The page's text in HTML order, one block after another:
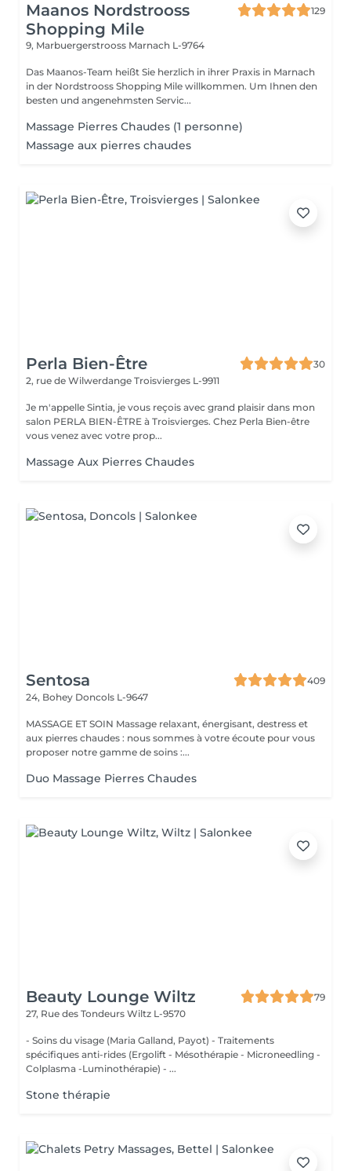
Maanos Nordstrooss
Shopping Mile
129
9, Marbuergerstrooss Marnach L-9764
Das Maanos-Team heißt Sie herzlich in ihrer Praxis in Marnach
in der Nordstrooss Shopping Mile willkommen. Um Ihnen den
besten und angenehmsten Servic...
Massage Pierres Chaudes (1 personne)
Massage aux pierres chaudes
Perla Bien-Être
30
2, rue de Wilwerdange Troisvierges L-9911
Je m'appelle Sintia, je vous reçois avec grand plaisir dans mon
salon PERLA BIEN-ÊTRE à Troisvierges. Chez Perla Bien-être
vous venez avec votre prop...
Massage Aux Pierres Chaudes
Sentosa
409
24, Bohey Doncols L-9647
MASSAGE ET SOIN Massage relaxant, énergisant, destress et
aux pierres chaudes : nous sommes à votre écoute pour vous
proposer notre gamme de soins :...
Duo Massage Pierres Chaudes
Beauty Lounge Wiltz
79
27, Rue des Tondeurs Wiltz L-9570
- Soins du visage (Maria Galland, Payot) - Traitements
spécifiques anti-rides (Ergolift - Mésothérapie - Microneedling -
Colplasma -Luminothérapie) - ...
Stone thérapie